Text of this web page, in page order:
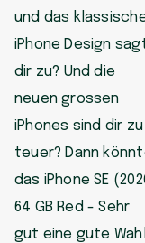
und das
iPhone Design
dir zu? Und die
neuen grossen
iPhones sind dir zu
teuer? Dann
das iPhone SE
64 GB Red - Sehr
gut eine gute Wahl